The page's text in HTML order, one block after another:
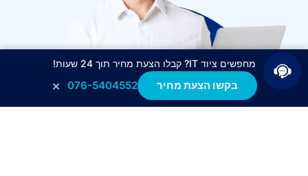
מחפשים ציוד IT? קבלו הצעת מחיר תוך 24 שעות!
בקשו הצעת מחיר 076-5404552
×